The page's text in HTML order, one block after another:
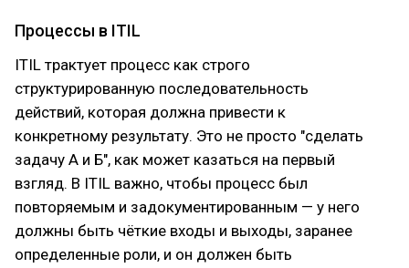
Процессы в ITIL
ITIL трактует процесс как строго
структурированную последовательность
действий, которая должна привести к
конкретному результату. Это не просто "сделать
задачу А и Б", как может казаться на первый
взгляд. В ITIL важно, чтобы процесс был
повторяемым и задокументированным — у него
должны быть чёткие входы и выходы, заранее
определенные роли, и он должен быть